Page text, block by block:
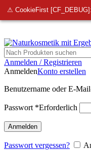
⚠ CookieFirst
info@bellmedi.at
Anmelden / Registrieren
AnmeldenKonto erstellen
Benutzername oder E-
Passwort *Erforderlich
Anmelden
Passwort vergessen?